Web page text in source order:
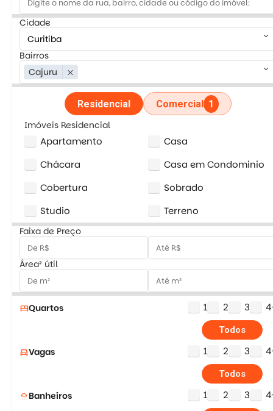
Cidade
keyboard_arrow_down
Bairros
Cajuru
close keyboard_arrow_down
Residencial Comercial 1
Imóveis Residencial
Apartamento
Casa
Chácara
Casa em Condominio
Cobertura
Sobrado
Studio
Terreno
Faixa de Preço
Área² útil
bedQuartos 1 2 3
Todos
directions_carVagas 1 2 3
Todos
shower Banheiros 1 2 3